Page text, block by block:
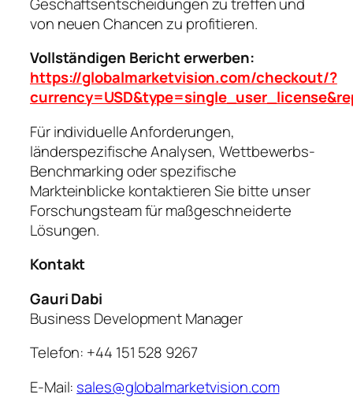
von neuen Chancen zu profitieren.
Vollständigen Bericht erwerben:
https://globalmarketvision.com/checkout/?
Für individuelle Anforderungen,
länderspezifische Analysen, Wettbewerbs-
Benchmarking oder spezifische
Markteinblicke kontaktieren Sie bitte unser
Forschungsteam für maßgeschneiderte
Lösungen.
Kontakt
Gauri Dabi
Business Development Manager
Telefon: +44 151 528 9267
E-Mail: sales@globalmarketvision.com